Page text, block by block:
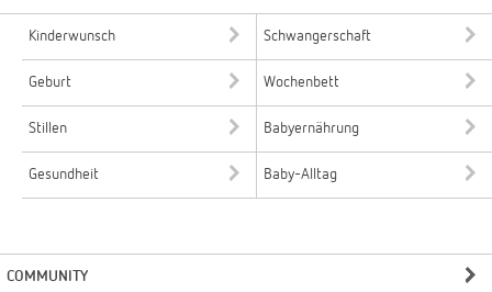
Kinderwunsch Schwangerschaft
Geburt Wochenbett
Stillen Babyernährung
Gesundheit Baby-Alltag
COMMUNITY